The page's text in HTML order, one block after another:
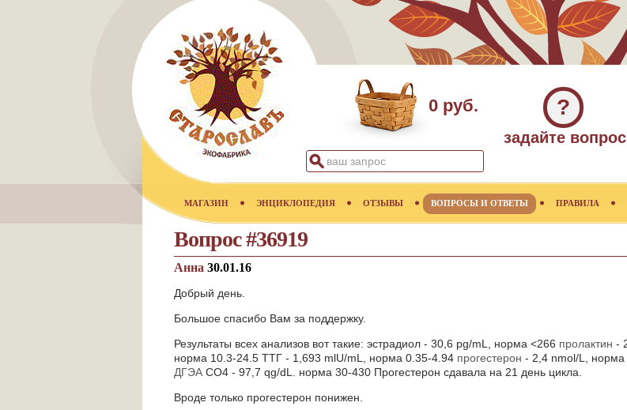
0 руб. ?
задайте вопрос
МАГАЗИН ЭНЦИКЛОПЕДИЯ ОТЗЫВЫ ВОПРОСЫ И ОТВЕТЫ ПРАВИЛА
Вопрос #36919
Анна 30.01.16
Добрый день.
Большое спасибо Вам за поддержку.
Результаты всех анализов вот такие: эстрадиол - 30,6 pg/mL, норма <266 пролактин -
норма 10.3-24.5 ТТГ - 1,693 mlU/mL, норма 0.35-4.94 прогестерон - 2,4 nmol/L, норма
ДГЭА СО4 - 97,7 qg/dL. норма 30-430 Прогестерон сдавала на 21 день цикла.
Вроде только прогестерон понижен.